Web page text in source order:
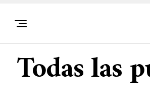
Todas las